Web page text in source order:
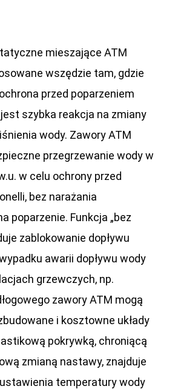
mieszające ATM
wszędzie tam, gdzie
przed poparzeniem
szybka reakcja na zmiany
wody. Zawory ATM
przegrzewanie wody w
w celu ochrony przed
bez narażania
poparzenie. Funkcja „bez
zablokowanie dopływu
awarii dopływu wody
grzewczych, np.
zawory ATM mogą
i kosztowne układy
pokrywką, chroniącą
zmianą nastawy, znajduje
temperatury wody